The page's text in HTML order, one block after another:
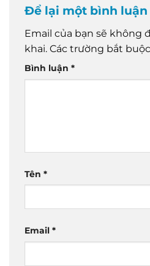
Để lại một bình luận
Email của bạn sẽ không
khai. Các trường bắt
Bình luận *
Tên *
Email *